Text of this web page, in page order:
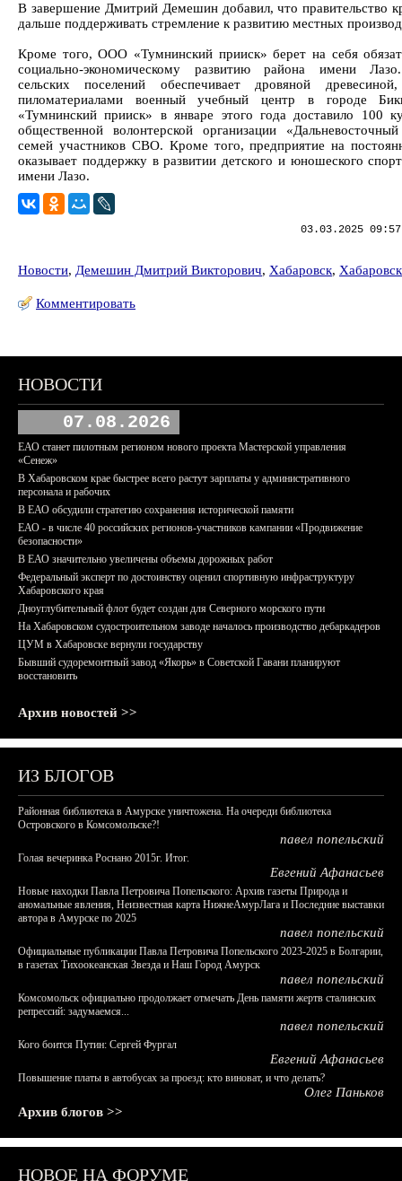
В завершение Дмитрий Демешин добавил, что правительство
дальше поддерживать стремление к развитию местных
Кроме того, ООО «Тумнинский прииск» берет на себя
социально-экономическому развитию района имени
сельских поселений обеспечивает дровяной
пиломатериалами военный учебный центр в городе
«Тумнинский прииск» в январе этого года доставило 100
общественной волонтерской организации
семей участников СВО. Кроме того, предприятие на
оказывает поддержку в развитии детского и юношеского
имени Лазо.
03.03.2025
Новости, Демешин Дмитрий Викторович, Хабаровск,
Комментировать
НОВОСТИ
07.08.2026
ЕАО станет пилотным регионом нового проекта Мастерской управления
«Сенеж»
В Хабаровском крае быстрее всего растут зарплаты у административного
персонала и рабочих
В ЕАО обсудили стратегию сохранения исторической памяти
ЕАО - в числе 40 российских регионов-участников кампании «Продвижение
безопасности»
В ЕАО значительно увеличены объемы дорожных работ
Федеральный эксперт по достоинству оценил спортивную инфраструктуру
Хабаровского края
Дноуглубительный флот будет создан для Северного морского пути
На Хабаровском судостроительном заводе началось производство дебаркадеров
ЦУМ в Хабаровске вернули государству
Бывший судоремонтный завод «Якорь» в Советской Гавани планируют
восстановить
Архив новостей >>
ИЗ БЛОГОВ
Районная библиотека в Амурске уничтожена. На очереди библиотека
Островского в Комсомольске?!
павел попельский
Голая вечеринка Роснано 2015г. Итог.
Евгений Афанасьев
Новые находки Павла Петровича Попельского: Архив газеты Природа и
аномальные явления, Неизвестная карта НижнеАмурЛага и Последние выставки
автора в Амурске по 2025
павел попельский
Официальные публикации Павла Петровича Попельского 2023-2025 в Болгарии,
в газетах Тихоокеанская Звезда и Наш Город Амурск
павел попельский
Комсомольск официально продолжает отмечать День памяти жертв сталинских
репрессий: задумаемся...
павел попельский
Кого боится Путин: Сергей Фургал
Евгений Афанасьев
Повышение платы в автобусах за проезд: кто виноват, и что делать?
Олег Паньков
Архив блогов >>
НОВОЕ НА ФОРУМЕ